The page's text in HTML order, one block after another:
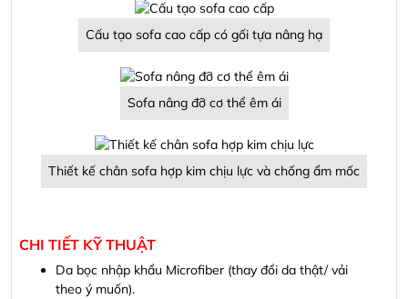
Cấu tạo sofa cao cấp có gối tựa nâng hạ
Sofa nâng đỡ cơ thể êm ái
Thiết kế chân sofa hợp kim chịu lực và chống ẩm mốc
CHI TIẾT KỸ THUẬT
Da bọc nhập khẩu Microfiber (thay đổi da thật/ vải
theo ý muốn).